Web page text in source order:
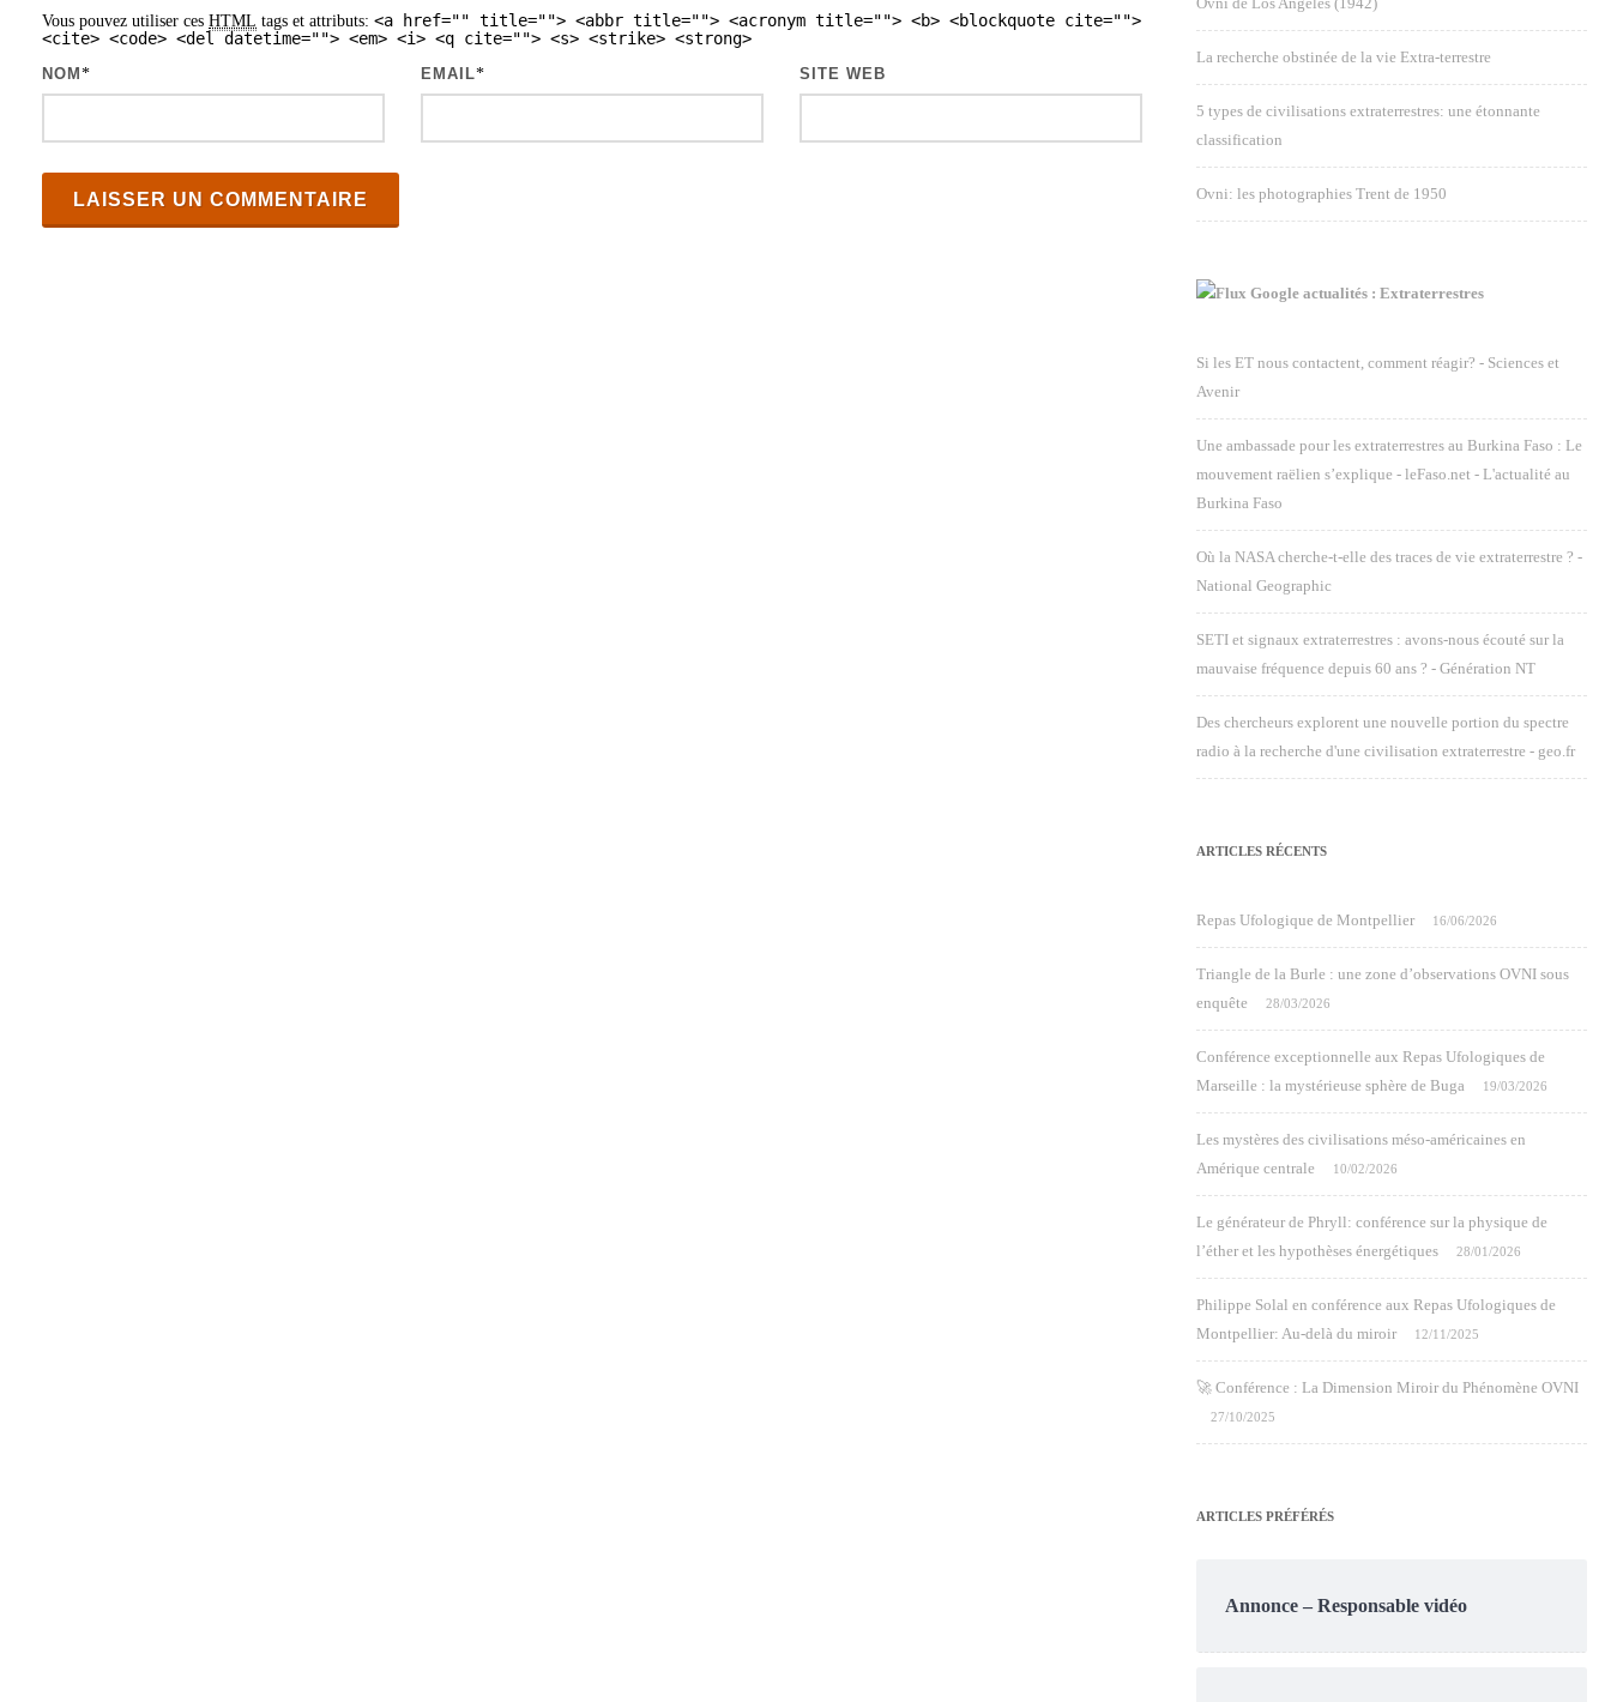
Vous pouvez utiliser ces HTML tags et attributs: <a href="" title=""> <abbr title=""> <acronym title=""> <b> <blockquote cite="">
<cite> <code> <del datetime=""> <em> <i> <q cite=""> <s> <strike> <strong>
NOM * EMAIL* SITE WEB
La recherche obstinée de la vie Extra-terrestre
5 types de civilisations extraterrestres: une étonnante
classification
Ovni: les photographies Trent de 1950
Google actualités : Extraterrestres
Si les ET nous contactent, comment réagir? - Sciences et
Avenir
Une ambassade pour les extraterrestres au Burkina Faso : Le
mouvement raëlien s’explique - leFaso.net - L'actualité au
Burkina Faso
Où la NASA cherche-t-elle des traces de vie extraterrestre ? -
National Geographic
SETI et signaux extraterrestres : avons-nous écouté sur la
mauvaise fréquence depuis 60 ans ? - Génération NT
Des chercheurs explorent une nouvelle portion du spectre
radio à la recherche d'une civilisation extraterrestre - geo.fr
ARTICLES RÉCENTS
Repas Ufologique de Montpellier 16/06/2026
Triangle de la Burle : une zone d’observations OVNI sous
enquête
28/03/2026
Conférence exceptionnelle aux Repas Ufologiques de
Marseille : la mystérieuse sphère de Buga
19/03/2026
Les mystères des civilisations méso-américaines en
Amérique centrale
10/02/2026
Le générateur de Phryll: conférence sur la physique de
l’éther et les hypothèses énergétiques
28/01/2026
Philippe Solal en conférence aux Repas Ufologiques de
Montpellier: Au-delà du miroir
12/11/2025
🚀 Conférence : La Dimension Miroir du Phénomène OVNI
27/10/2025
ARTICLES PRÉFÉRÉS
Annonce – Responsable vidéo